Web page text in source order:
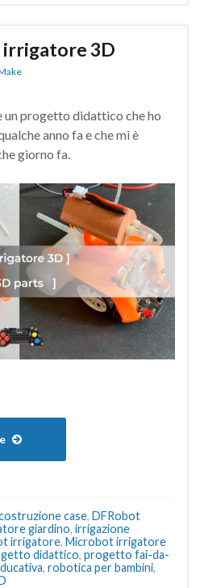
3D
progetto didattico che ho
anno fa e che mi è
giorno fa.
case, DFRobot
giardino, irrigazione
irrigatore, Microbot irrigatore
didattico, progetto fai-da-
, robotica per bambini,